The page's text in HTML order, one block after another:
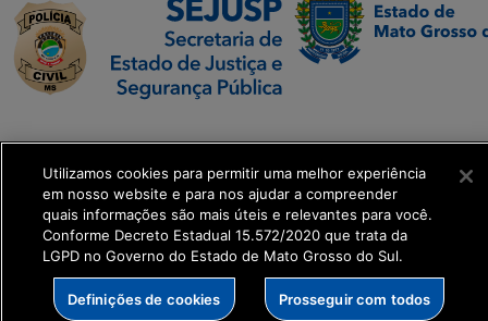
Transformação Digital
get_footer();
Utilizamos cookies para permitir uma melhor experiência
em nosso website e para nos ajudar a compreender
quais informações são mais úteis e relevantes para você.
Conforme Decreto Estadual 15.572/2020 que trata da
LGPD no Governo do Estado de Mato Grosso do Sul.
Definições de cookies Prosseguir com todos